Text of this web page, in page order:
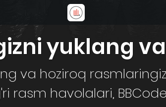
yuklang
va hoziroq
rasm havolalari, BBCode